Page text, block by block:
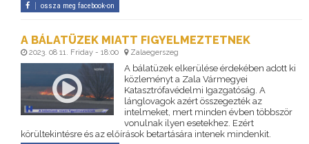
ossza meg facebook-on
A BÁLATÜZEK MIATT FIGYELMEZTETNEK
2023. 08 11. Friday - 18:00 Zalaegerszeg
A bálatüzek elkerülése érdekében adott ki
közleményt a Zala Vármegyei
Katasztrófavédelmi Igazgatóság. A
lánglovagok azért összegezték az
intelmeket, mert minden évben többször
vonulnak ilyen esetekhez. Ezért
körültekintésre és az előírások betartására intenek mindenkit.